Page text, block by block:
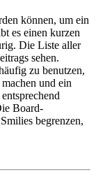
können, um ein
es einen kurzen
Die Liste aller
sehen.
zu benutzen,
und ein
Board-
begrenzen,